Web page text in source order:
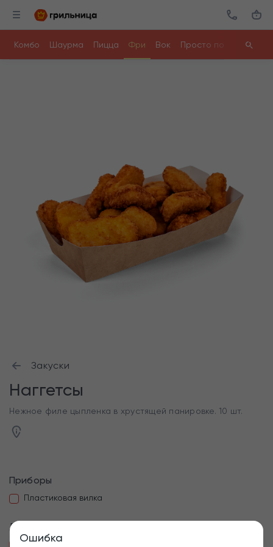
Комбо Шаурма Пицца Фри Вок Просто поесть
Ошибка
Закуски
Наггетсы
Нежное филе цыпленка в хрустящей панировке. 10 шт.
Приборы
Пластиковая вилка
Добавить
Соус Тайский, +50₽